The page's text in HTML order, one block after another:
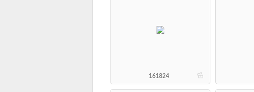
b
161824